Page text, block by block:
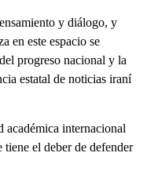
y diálogo, y
en este espacio se
progreso nacional y la
estatal de noticias iraní
internacional
el deber de defender